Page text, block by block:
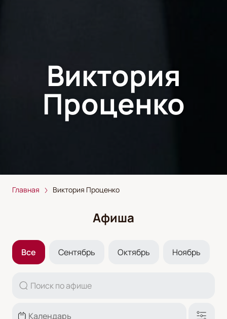
Виктория
Проценко
Главная Виктория Проценко
Афиша
Все Сентябрь Октябрь Ноябрь